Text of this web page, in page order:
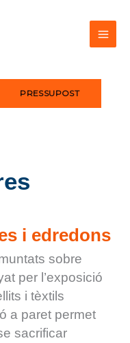
PRESSUPOST
i edredons
sobre
per l’exposició
i tèxtils
a paret permet
sacrificar